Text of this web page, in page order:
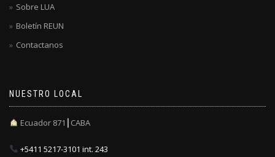
Sobre LUA
Boletín REUN
Contactanos
NUESTRO LOCAL
Ecuador 871┃CABA
+5411 5217-3101 int. 243